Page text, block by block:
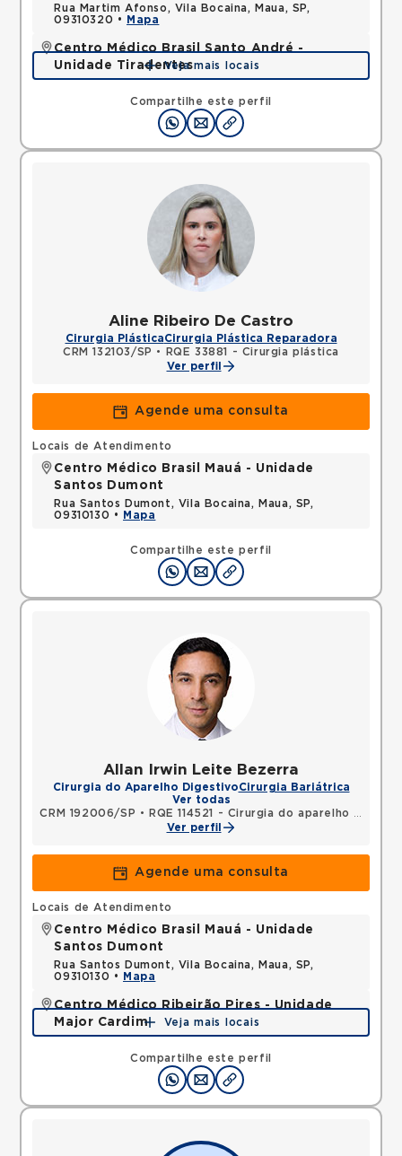
Compartilhe este perfil
Rua Martim Afonso, Vila Bocaina, Maua, SP,
09310320 •
Mapa
Centro Médico Brasil Santo André -
Unidade Tiradentes
Rua Tiradentes, Vila Dora, Santo Andre, SP,
09030560 •Mapa
Veja mais locais
Aline Ribeiro De Castro
Cirurgia PlásticaCirurgia Plástica Reparadora
CRM 132103/SP •
RQE 33881 - Cirurgia plástica
Ver perfil
Agende uma consulta
Compartilhe este perfil
Locais de Atendimento
Centro Médico Brasil Mauá - Unidade
Santos Dumont
Rua Santos Dumont, Vila Bocaina, Maua, SP,
09310130 •
Mapa
Allan Irwin Leite Bezerra
Cirurgia do Aparelho DigestivoCirurgia Bariátrica
Ver todas
CRM 192006/SP •
RQE 114521 - Cirurgia do aparelho digestivo
Ver perfil
Agende uma consulta
Compartilhe este perfil
Locais de Atendimento
Centro Médico Brasil Mauá - Unidade
Santos Dumont
Rua Santos Dumont, Vila Bocaina, Maua, SP,
09310130 •
Mapa
Centro Médico Ribeirão Pires - Unidade
Major Cardim
Rua Major Cardim, Suissa, Ribeirao Pires, SP,
Mapa
Veja mais locais